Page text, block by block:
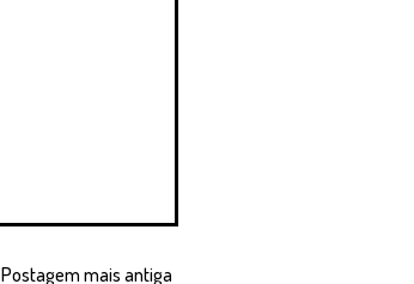
Postagem mais antiga